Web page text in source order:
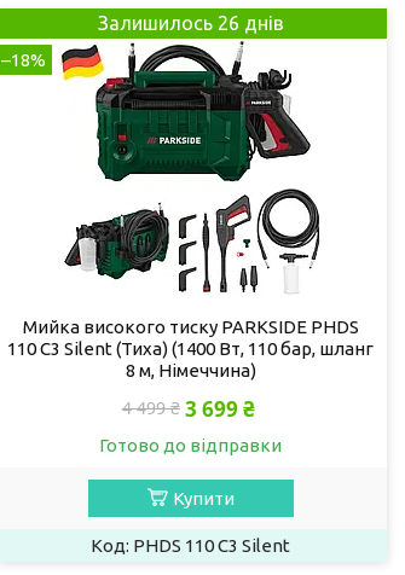
Залишилось 26 днів
–18%
Мийка високого тиску PARKSIDE PHDS
110 C3 Silent (Тиха) (1400 Вт, 110 бар, шланг
8 м, Німеччина)
4 499 ₴ 3 699 ₴
Готово до відправки
Купити
PHDS 110 C3 Silent